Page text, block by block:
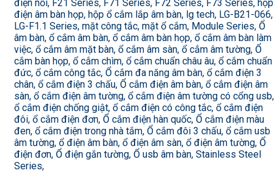
điện nổi, F21 Series, F71 Series, F72 Series, F73 Series, hộp
điện âm bàn họp, hộp ổ cắm lắp âm bàn, lg tech, LG-B21-066,
LG-F1.1 Series, mặt công tắc, mặt ổ cắm, Module Series, Ổ
âm bàn, ổ cắm âm bàn, ổ cắm âm bàn họp, ổ cắm âm bàn làm
việc, ổ cắm âm mặt bàn, ổ cắm âm sàn, ổ cắm âm tường, Ổ
cắm bàn họp, ổ cắm chìm, ổ cắm chuẩn châu âu, ổ cắm chuẩn
đức, ổ cắm công tắc, Ổ cắm đa năng âm bàn, ổ cắm điện 3
chân, ổ cắm điện 3 chấu, Ổ cắm điện âm bàn, ổ cắm điện âm
sàn, ổ cắm điện âm tường, ổ cắm điện âm tường có cổng usb,
ổ cắm điện chống giật, ổ cắm điện có công tắc, ổ cắm điện
đôi, ổ cắm điện đơn, Ổ cắm điện hàn quốc, Ổ cắm điện màu
đen, ổ cắm điện trong nhà tắm, Ổ cắm đôi 3 chấu, ổ cắm usb
âm tường, ổ điện âm bàn, ổ điện âm sàn, ổ điện âm tường, Ổ
điện đơn, Ổ điện gắn tường, Ổ usb âm bàn, Stainless Steel
Series,